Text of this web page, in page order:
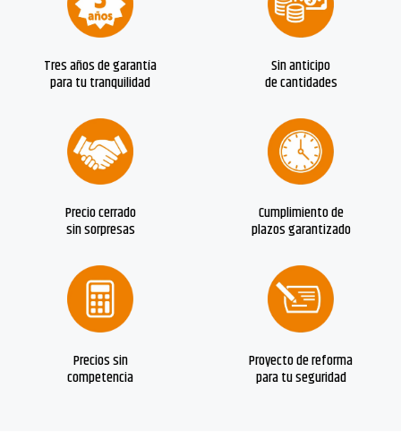
Tres años de garantía
para tu tranquilidad
Sin anticipo
de cantidades
Precio cerrado
sin sorpresas
Cumplimiento de
plazos garantizado
Precios sin
competencia
Proyecto de reforma
para tu seguridad